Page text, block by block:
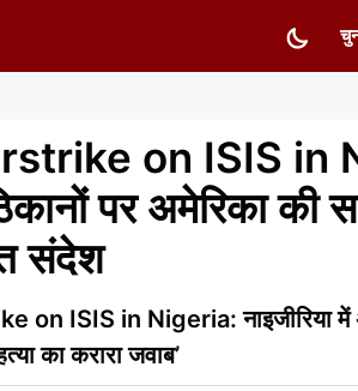
on ISIS in
पर अमेरिका की
संदेश
on ISIS in Nigeria: नाइजीरिया में
का करारा जवाब’